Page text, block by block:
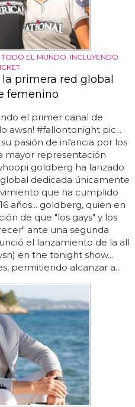
EL MUNDO, INCLUYENDO
primera red global
femenino
el primer canal de
awsn! #fallontonight pic...
pasión de infancia por los
mayor representación
goldberg ha lanzado
global dedicada únicamente
que ha cumplido
años... goldberg, quien en
de que "los gays" y los
ante una segunda
el lanzamiento de la all
en the tonight show...
permitiendo alcanzar a...